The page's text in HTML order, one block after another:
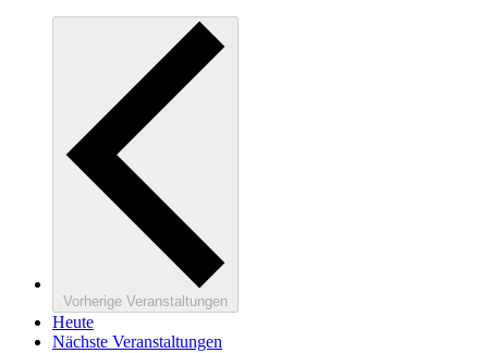
Vorherige Veranstaltungen
Heute
Nächste Veranstaltungen